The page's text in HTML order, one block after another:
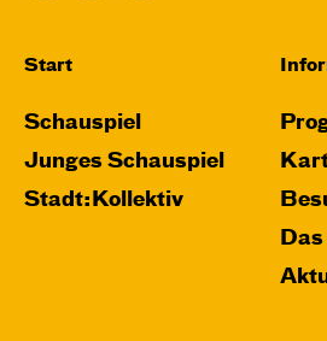
Start
Schauspiel
Junges Schauspiel
Stadt:Kollektiv